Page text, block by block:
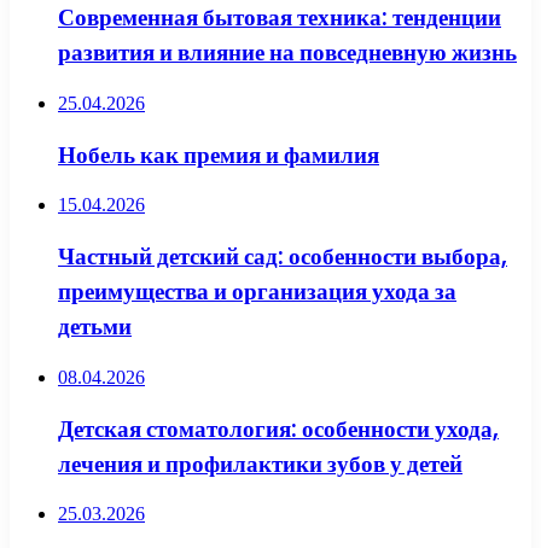
Современная бытовая техника: тенденции
развития и влияние на повседневную жизнь
25.04.2026
Нобель как премия и фамилия
15.04.2026
Частный детский сад: особенности выбора,
преимущества и организация ухода за
детьми
08.04.2026
Детская стоматология: особенности ухода,
лечения и профилактики зубов у детей
25.03.2026